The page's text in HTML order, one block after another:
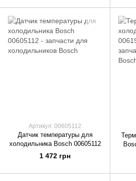
Артикул: 00605112
Датчик температуры для
холодильника Bosch 00605112
1 472 грн